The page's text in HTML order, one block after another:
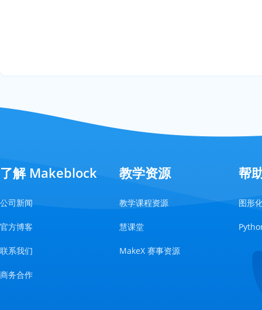
了解 Makeblock
公司新闻
官方博客
联系我们
商务合作
教学资源
教学课程资源
慧课堂
MakeX 赛事资源
帮
图形